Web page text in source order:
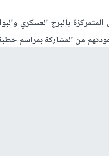
بالبرج العسكري
من المشاركة بمراسم